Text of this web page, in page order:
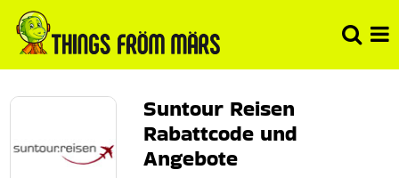
Suntour Reisen
Rabattcode und
Angebote